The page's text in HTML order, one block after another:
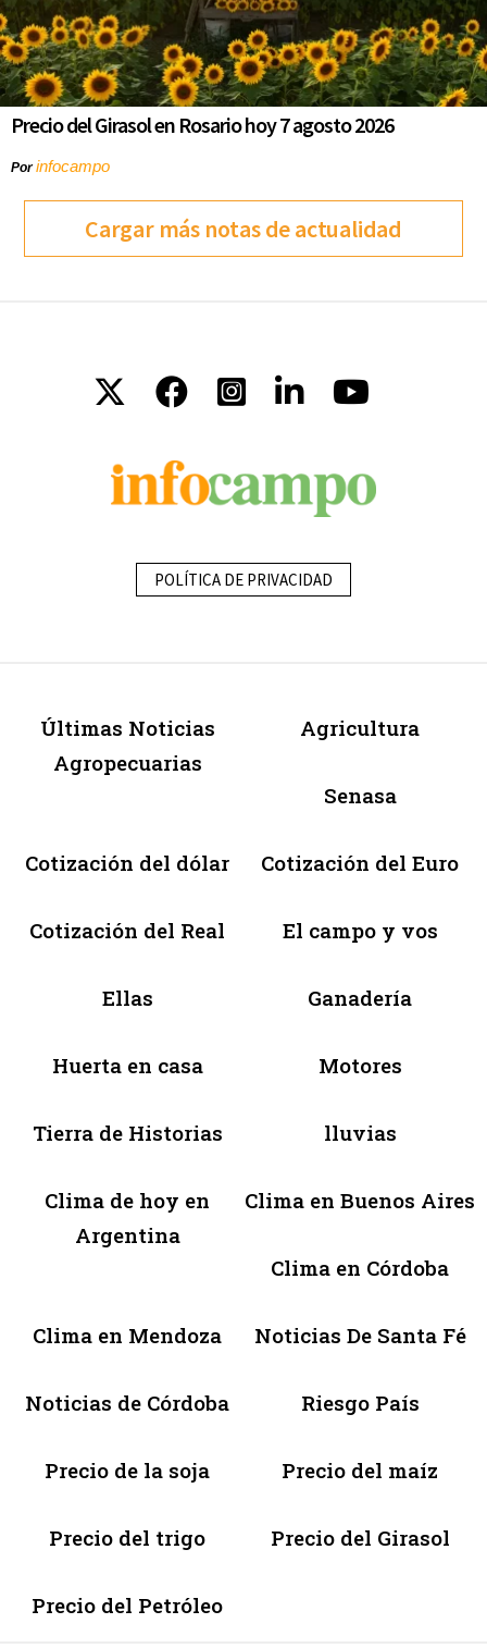
Precio del Girasol en Rosario hoy 7 agosto 2026
Porinfocampo
Cargar más notas de actualidad
POLÍTICA DE PRIVACIDAD
Últimas Noticias
Agropecuarias
Agricultura
Senasa
Cotización del dólar Cotización del Euro
Cotización del Real El campo y vos
Ellas Ganadería
Huerta en casa Motores
Tierra de Historias lluvias
Clima de hoy en
Argentina
Clima en Buenos Aires
Clima en Córdoba
Clima en Mendoza Noticias De Santa Fé
Noticias de Córdoba Riesgo País
Precio de la soja Precio del maíz
Precio del trigo Precio del Girasol
Precio del Petróleo